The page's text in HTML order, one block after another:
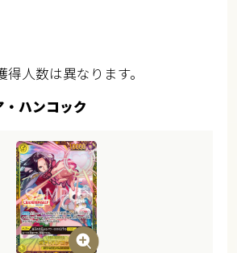
人数は異なります。
ハンコック